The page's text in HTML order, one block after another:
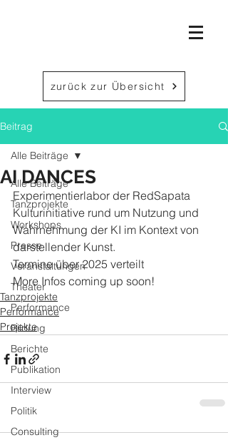
zurück zur Übersicht
Beitrag
Alle Beiträge
Tanzprojekte
Workshops
Presse
Veranstaltungen
Theater
Performance
Bildung
Berichte
Publikation
Interview
Politik
Consulting
Alle Beiträge
AI DANCES
Experimentierlabor der RedSapata
Kulturinitiative rund um Nutzung und
Wahrnehmung der KI im Kontext von
darstellender Kunst.
Termine über 2025 verteilt
More Infos coming up soon!
Tanzprojekte
Performance
Projekte